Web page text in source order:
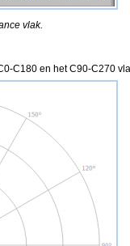
vlak.
C180 en het C90-C270